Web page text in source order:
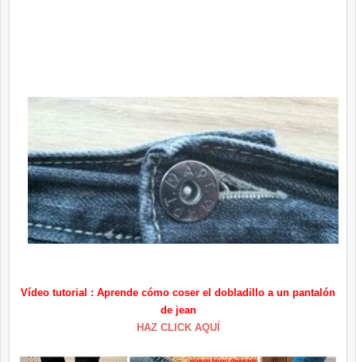
Vídeo tutorial : Aprende cómo coser el dobladillo a un pantalón
de jean
HAZ CLICK AQUÍ